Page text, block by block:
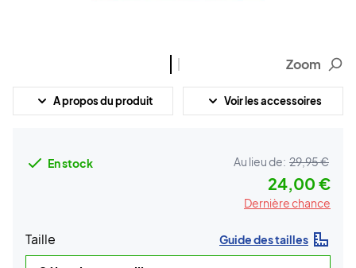
Zoom
A propos du produit Voir les accessoires
En stock Au lieu de: 29,95 €
24,00 €
Dernière chance
Taille Guide des tailles